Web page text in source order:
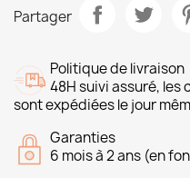
Partager
Politique de livraison
48H suivi assuré, les
sont expédiées le jour
Garanties
6 mois à 2 ans (en